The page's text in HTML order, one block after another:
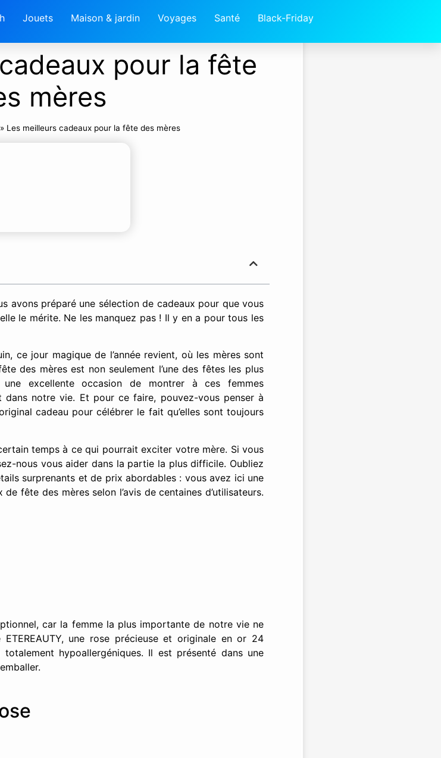
Jouets Maison & jardin Voyages Santé Black-Friday
pour la fête
mères
» Les meilleurs cadeaux pour la fête des mères
avons préparé une sélection de cadeaux pour que vous
le mérite. Ne les manquez pas ! Il y en a pour tous les
ce jour magique de l’année revient, où les mères sont
des mères est non seulement l’une des fêtes les plus
excellente occasion de montrer à ces femmes
dans notre vie. Et pour ce faire, pouvez-vous penser à
cadeau pour célébrer le fait qu’elles sont toujours
temps à ce qui pourrait exciter votre mère. Si vous
nous vous aider dans la partie la plus difficile. Oubliez
surprenants et de prix abordables : vous avez ici une
fête des mères selon l’avis de centaines d’utilisateurs.
car la femme la plus importante de notre vie ne
une rose précieuse et originale en or 24
hypoallergéniques. Il est présenté dans une